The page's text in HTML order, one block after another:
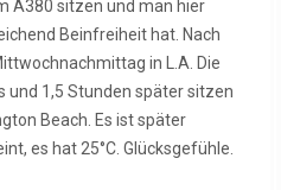
A380 sitzen und man hier
Beinfreiheit hat. Nach
in L.A. Die
und 1,5 Stunden später sitzen
Beach. Es ist später
es hat 25°C. Glücksgefühle.